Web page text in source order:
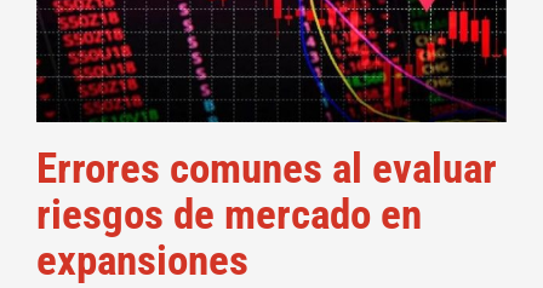
Errores comunes al evaluar
riesgos de mercado en
expansiones